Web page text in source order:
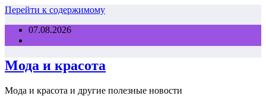
Перейти к содержимому
07.08.2026
Мода и красота
Мода и красота и другие полезные новости